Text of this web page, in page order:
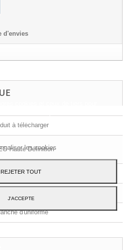
d'envies
à télécharger
Haute Définition
- 29,7 x 21 cm
d'uniforme
habitudes de navigation. Pour donner
appuyez sur le bouton
les cookies
REJETER TOUT
J'ACCEPTE